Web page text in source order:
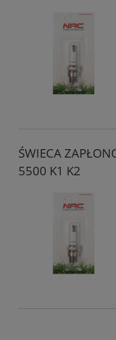
ŚWIECA
5500 K1 K2